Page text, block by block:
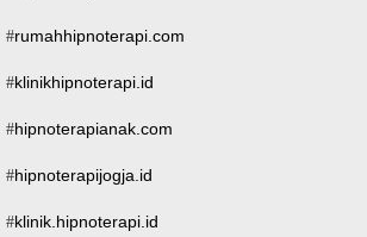
#rumahhipnoterapi.com
#klinikhipnoterapi.id
#hipnoterapianak.com
#hipnoterapijogja.id
#klinik.hipnoterapi.id